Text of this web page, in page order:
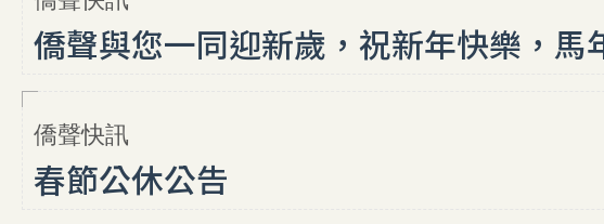
僑聲與您一同迎新歲，祝新年快樂，馬
僑聲快訊
春節公休公告